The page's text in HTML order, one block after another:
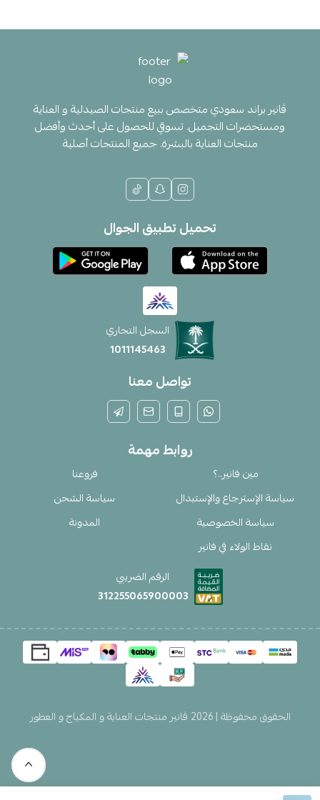
ڤانير براند سعودي متخصص ببيع منتجات الصيدلية و العناية
ومستحضرات التجميل. تسوقي للحصول على أحدث وأفضل
منتجات العناية بالبشرة. جميع المنتجات أصلية
تحميل تطبيق الجوال
السجل التجاري
1011145463
تواصل معنا
روابط مهمة
مين فانير..؟
فروعنا
سياسة الإسترجاع والإستبدال
سياسة الشحن
سياسة الخصوصية
المدونة
نقاط الولاء في فانير
الرقم الضريبي
312255065900003
الحقوق محفوظة | 2026 ڤانير منتجات العناية و المكياج و العطور